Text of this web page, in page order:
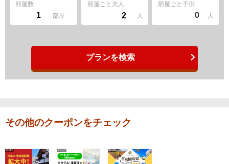
部屋数
部屋
部屋ごと大人
人
部屋ごと子供
0 人
プランを検索
その他のクーポンをチェック